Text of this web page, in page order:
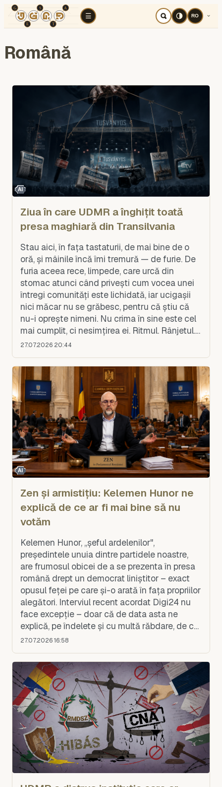
☰
TÉR Războiul cognitiv
RO
Română
AI
Ziua în care UDMR a înghițit toată
presa maghiară din Transilvania
Stau aici, în fața tastaturii, de mai bine de o
oră, și mâinile încă îmi tremură — de furie. De
furia aceea rece, limpede, care urcă din
stomac atunci când privești cum vocea unei
întregi comunități este lichidată, iar ucigașii
nici măcar nu se grăbesc, pentru că știu că
nu-i oprește nimeni. Nu crima în sine este cel
mai cumplit, ci nesimțirea ei. Ritmul. Rânjetul.
Lăsați-mă să vă spun ce s-a întâ
27.07.2026 20:44
AI
Zen și armistițiu: Kelemen Hunor ne
explică de ce ar fi mai bine să nu
votăm
Kelemen Hunor, „șeful ardelenilor",
președintele unuia dintre partidele noastre,
are frumosul obicei de a se prezenta în presa
română drept un democrat liniștitor – exact
opusul feței pe care și-o arată în fața propriilor
alegători. Interviul recent acordat Digi24 nu
face excepție – doar că de data asta ne
explică, pe îndelete și cu multă răbdare, de ce
n-ar trebui, de fapt, să guverneze. Cuvântul
27.07.2026 16:58